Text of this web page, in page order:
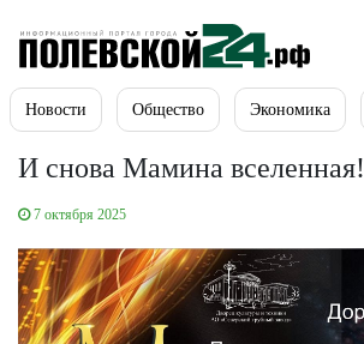
Новости Общество Экономика
И снова Мамина вселенная!
7 октября 2025